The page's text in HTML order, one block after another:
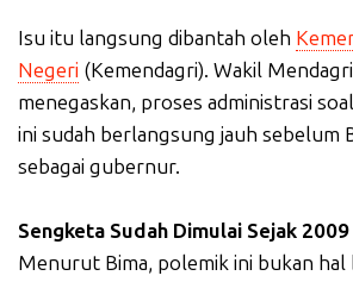
Isu itu langsung dibantah oleh
Negeri (Kemendagri). Wakil
menegaskan, proses administrasi
ini sudah berlangsung jauh sebelum
sebagai gubernur.
Sengketa Sudah Dimulai Sejak 2009
Menurut Bima, polemik ini bukan hal